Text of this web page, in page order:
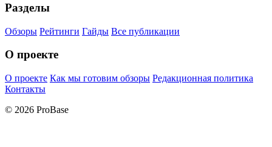
Разделы
Обзоры Рейтинги Гайды Все публикации
О проекте
О проекте Как мы готовим обзоры Редакционная политика
Контакты
© 2026 ProBase